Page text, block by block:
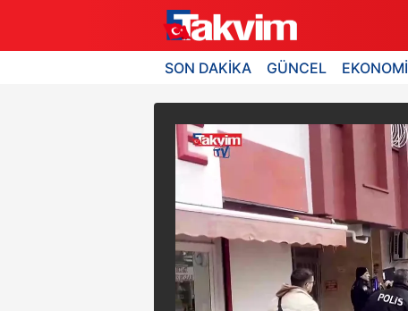
SON DAKİKA GÜNCEL EKONOMİ